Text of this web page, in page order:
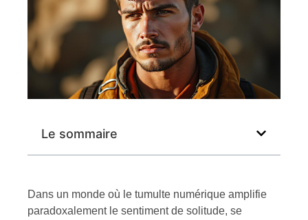
Le sommaire
Dans un monde où le tumulte numérique amplifie
paradoxalement le sentiment de solitude, se